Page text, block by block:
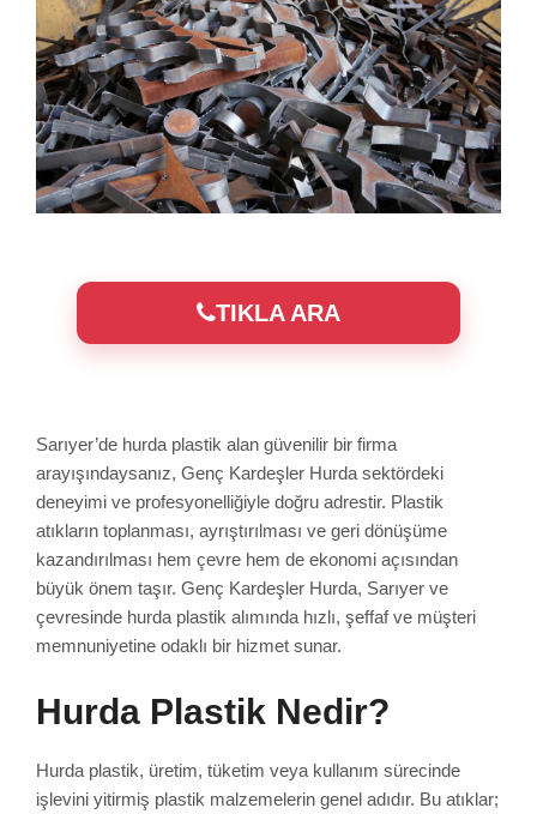
TIKLA ARA
Sarıyer’de hurda plastik alan güvenilir bir firma
arayışındaysanız, Genç Kardeşler Hurda sektördeki
deneyimi ve profesyonelliğiyle doğru adrestir. Plastik
atıkların toplanması, ayrıştırılması ve geri dönüşüme
kazandırılması hem çevre hem de ekonomi açısından
büyük önem taşır. Genç Kardeşler Hurda, Sarıyer ve
çevresinde hurda plastik alımında hızlı, şeffaf ve müşteri
memnuniyetine odaklı bir hizmet sunar.
Hurda Plastik Nedir?
Hurda plastik, üretim, tüketim veya kullanım sürecinde
işlevini yitirmiş plastik malzemelerin genel adıdır. Bu atıklar;